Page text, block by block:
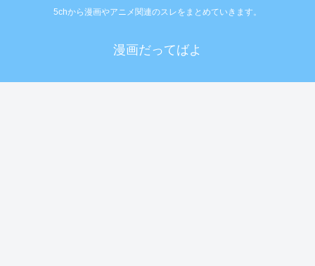
5chから漫画やアニメ関連のスレをまとめていきます。
漫画だってばよ